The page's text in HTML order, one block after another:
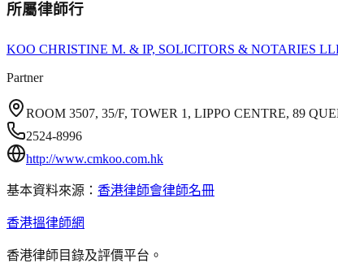
所屬律師行
KOO CHRISTINE M. & IP, SOLICITORS & NOTARIES
Partner
ROOM 3507, 35/F, TOWER 1, LIPPO CENTRE, 89
2524-8996
http://www.cmkoo.com.hk
基本資料來源： 香港律師會律師名冊
香港搵律師網
香港律師目錄及評價平台。